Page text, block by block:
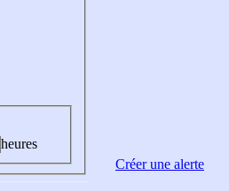
heures
Créer une alerte